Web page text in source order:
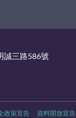
誠三路586號
政策宣告 資料開放宣告